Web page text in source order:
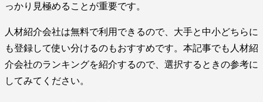
っかり見極めることが重要です。
人材紹介会社は無料で利用できるので、大手と中小どちらに
も登録して使い分けるのもおすすめです。本記事でも人材紹
介会社のランキングを紹介するので、選択するときの参考に
してみてください。